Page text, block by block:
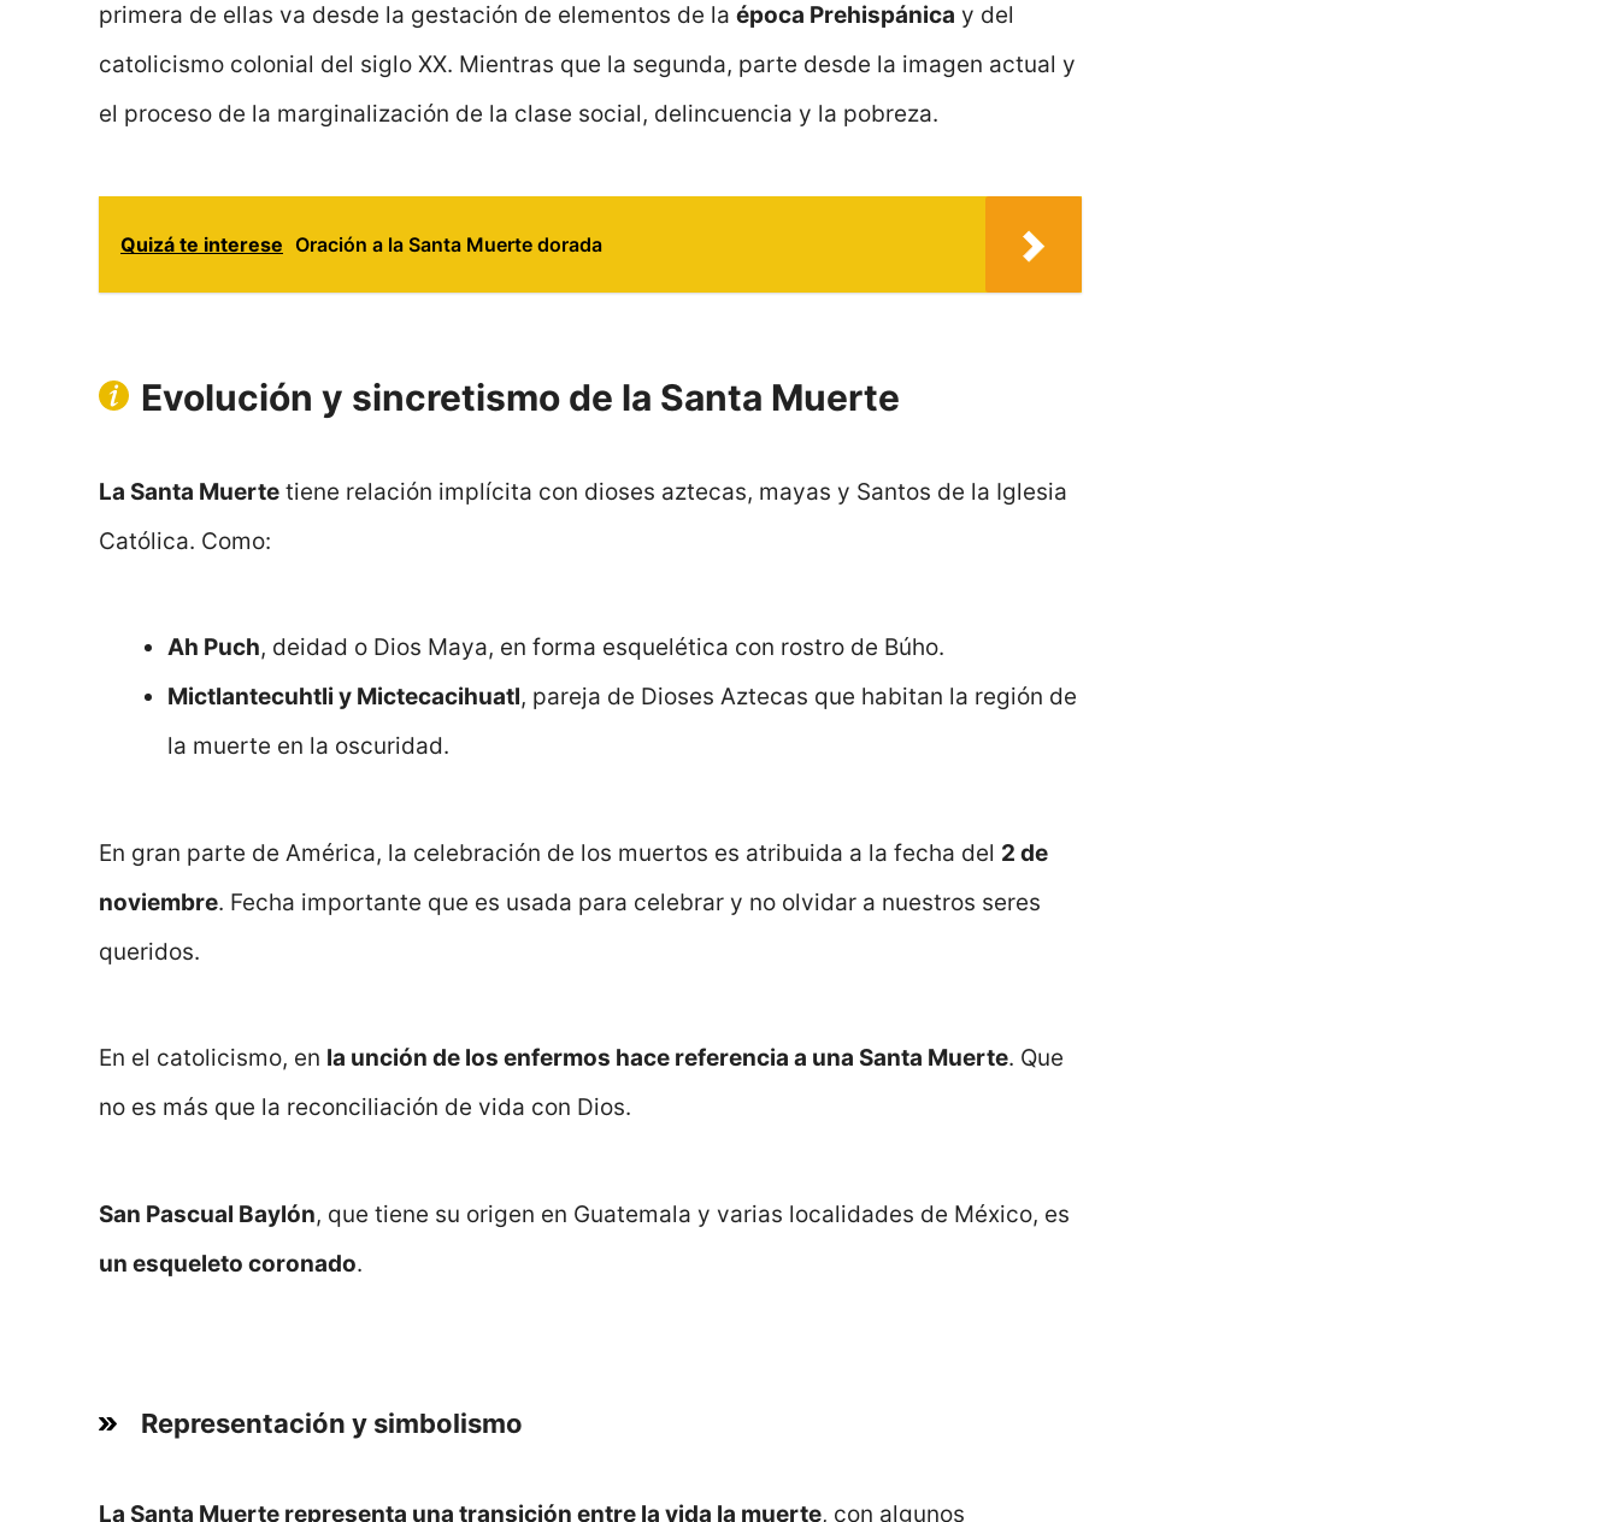
primera de ellas va desde la gestación de elementos de la época Prehispánica y del
catolicismo colonial del siglo XX. Mientras que la segunda, parte desde la imagen actual y
el proceso de la marginalización de la clase social, delincuencia y la pobreza.
Quizá te interese Oración a la Santa Muerte dorada
Evolución y sincretismo de la Santa Muerte
La Santa Muerte tiene relación implícita con dioses aztecas, mayas y Santos de la Iglesia
Católica. Como:
Ah Puch, deidad o Dios Maya, en forma esquelética con rostro de Búho.
Mictlantecuhtli y Mictecacihuatl, pareja de Dioses Aztecas que habitan la región de
la muerte en la oscuridad.
En gran parte de América, la celebración de los muertos es atribuida a la fecha del 2 de
noviembre. Fecha importante que es usada para celebrar y no olvidar a nuestros seres
queridos.
En el catolicismo, en la unción de los enfermos hace referencia a una Santa Muerte. Que
no es más que la reconciliación de vida con Dios.
San Pascual Baylón, que tiene su origen en Guatemala y varias localidades de México, es
un esqueleto coronado.
Representación y simbolismo
La Santa Muerte representa una transición entre la vida la muerte, con algunos